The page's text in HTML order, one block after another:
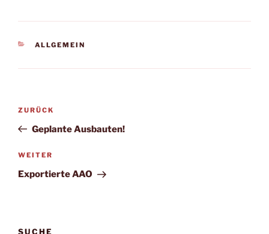
KATEGORIEN
ALLGEMEIN
Beitragsnavigation
Vorheriger
Beitrag
ZURÜCK
Geplante Ausbauten!
Nächster
Beitrag
WEITER
Exportierte AAO
SUCHE